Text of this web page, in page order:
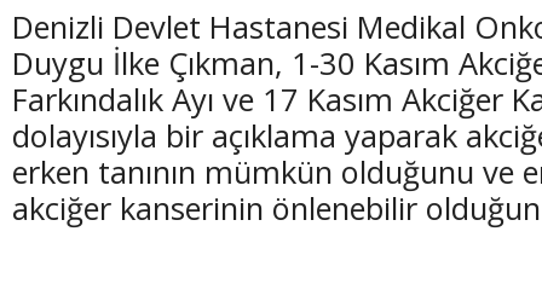
Denizli Devlet Hastanesi Medikal
Duygu İlke Çıkman, 1-30 Kasım
Farkındalık Ayı ve 17 Kasım Akciğer
dolayısıyla bir açıklama yaparak
erken tanının mümkün olduğunu ve
akciğer kanserinin önlenebilir